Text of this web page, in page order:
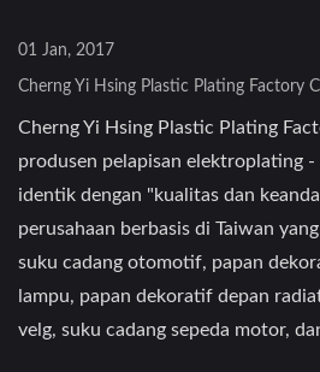
01 Jan, 2017
Cherng Yi Hsing Plastic Plating Factory
Cherng Yi Hsing Plastic Plating
produsen pelapisan elektroplating -
identik dengan "kualitas dan
perusahaan berbasis di Taiwan
suku cadang otomotif, papan
lampu, papan dekoratif depan
velg, suku cadang sepeda motor,